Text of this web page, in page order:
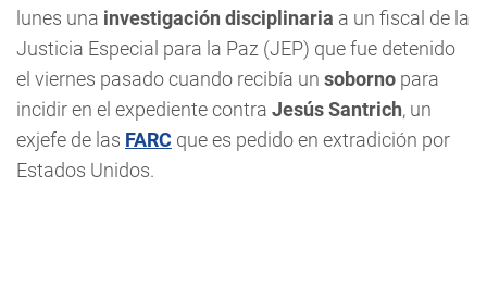
lunes una investigación disciplinaria a un fiscal de la
Justicia Especial para la Paz (JEP) que fue detenido
el viernes pasado cuando recibía un soborno para
incidir en el expediente contra Jesús Santrich, un
exjefe de las FARC que es pedido en extradición por
Estados Unidos.